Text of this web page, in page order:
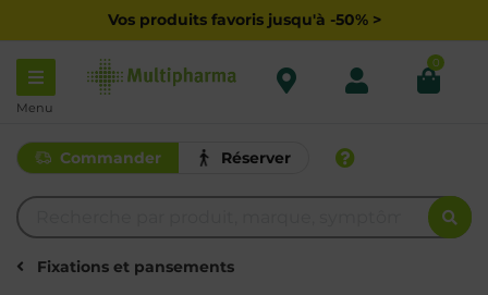
Vos produits favoris jusqu'à -50% >
Menu
0
Commander Réserver
Fixations et pansements